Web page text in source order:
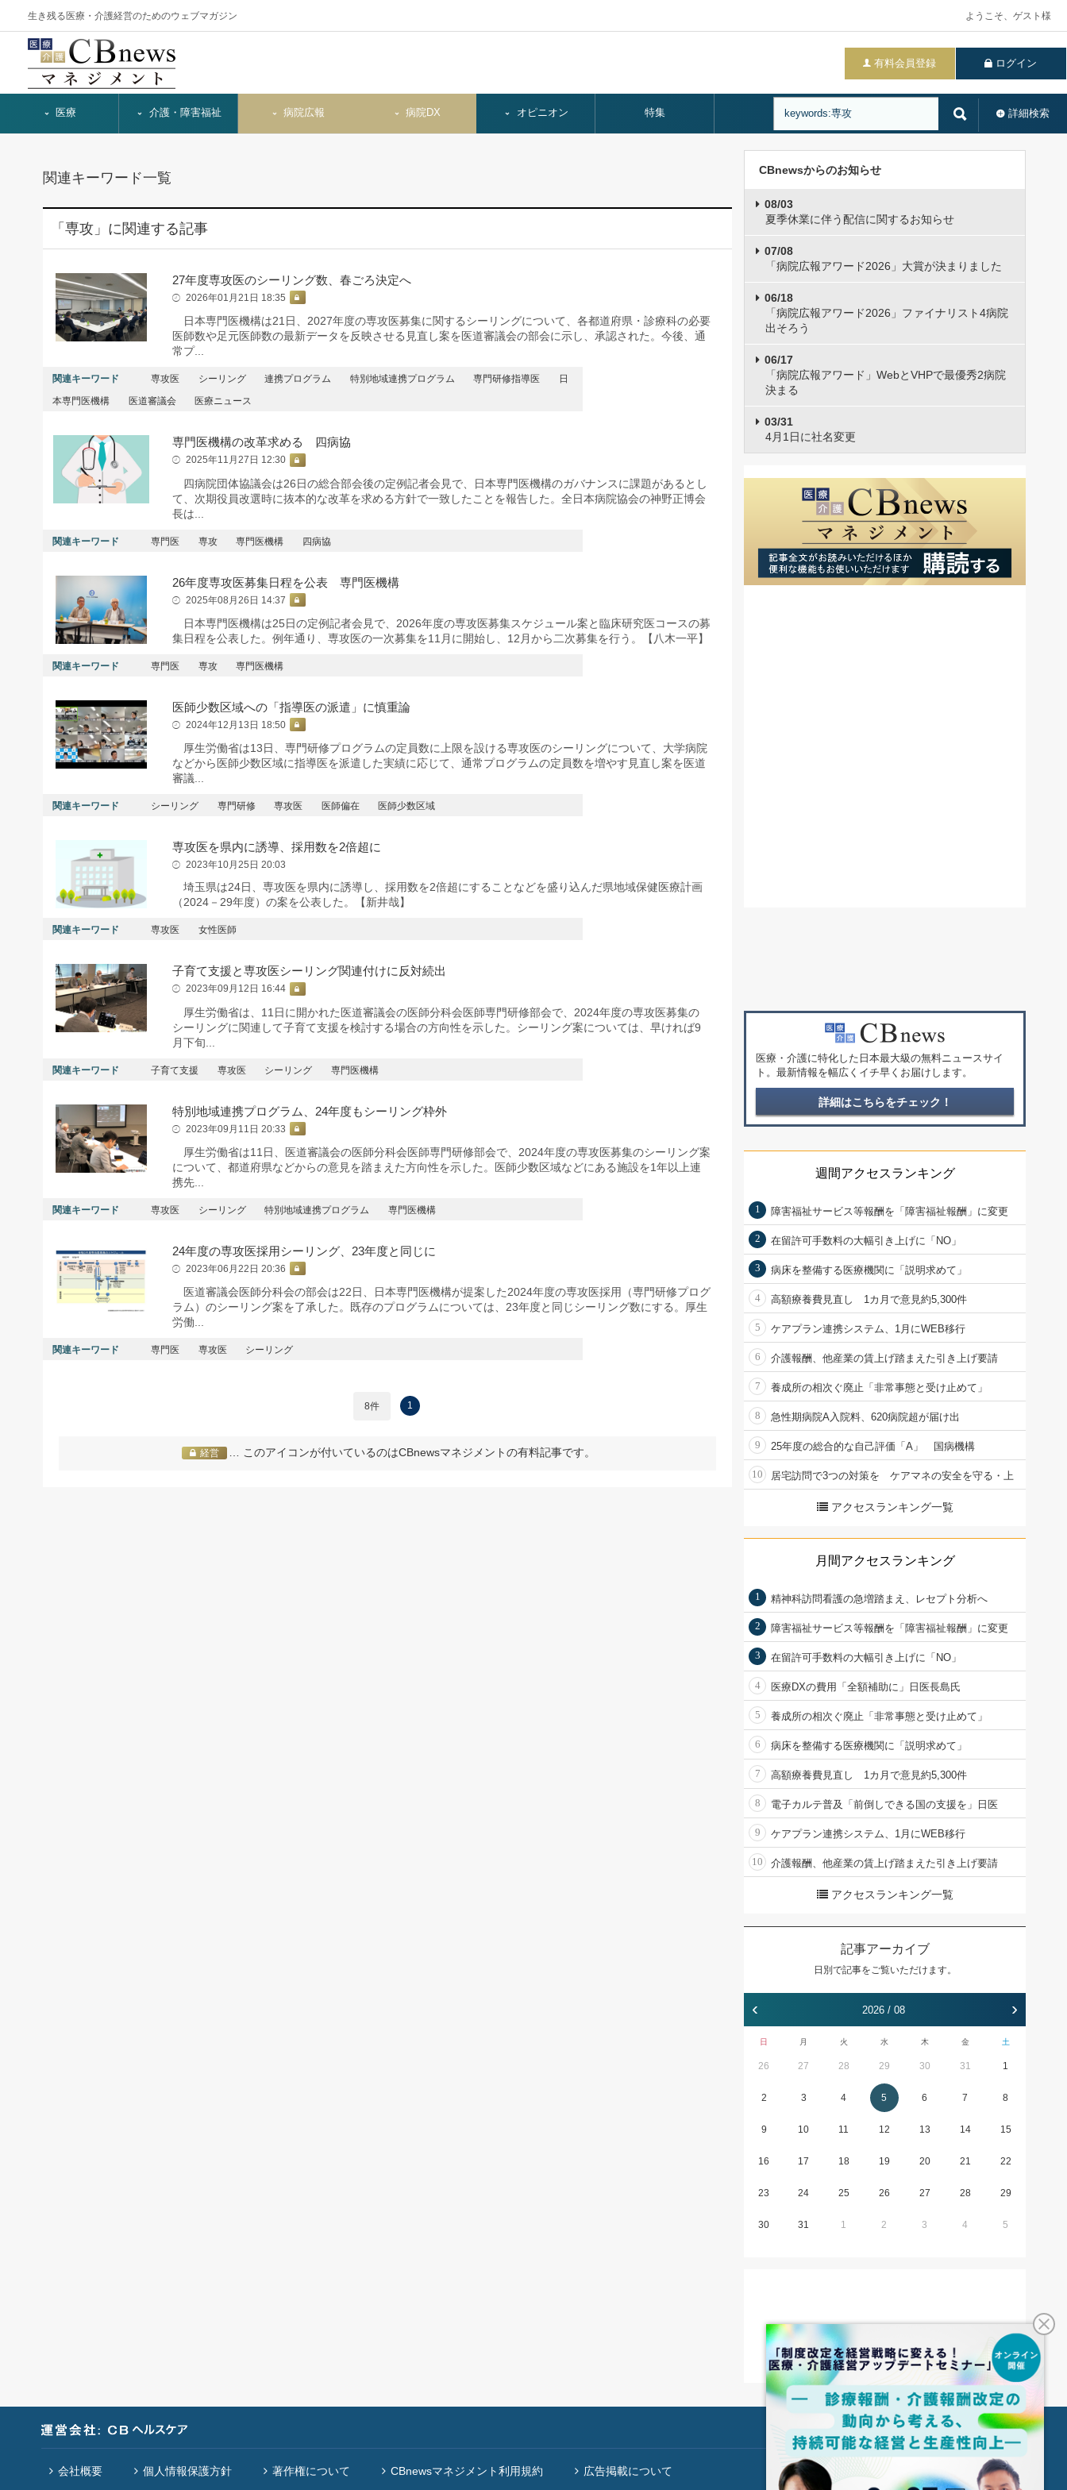
生き残る医療・介護経営のためのウェブマガジン ようこそ、ゲスト様
有料会員登録 ログイン
詳細検索
医療 介護・障害福祉 病院広報 病院DX オピニオン 特集
関連キーワード一覧
「専攻」に関連する記事
27年度専攻医のシーリング数、春ごろ決定へ
2026年01月21日 18:35
日本専門医機構は21日、2027年度の専攻医募集に関するシーリングについて、各都道府県・診療科の必要
医師数や足元医師数の最新データを反映させる見直し案を医道審議会の部会に示し、承認された。今後、通
常プ...
関連キーワード 専攻医 シーリング 連携プログラム 特別地域連携プログラム 専門研修指導医
日
本専門医機構
医道審議会 医療ニュース
専門医機構の改革求める 四病協
2025年11月27日 12:30
四病院団体協議会は26日の総合部会後の定例記者会見で、日本専門医機構のガバナンスに課題があるとし
て、次期役員改選時に抜本的な改革を求める方針で一致したことを報告した。全日本病院協会の神野正博会
長は...
関連キーワード 専門医 専攻 専門医機構 四病協
26年度専攻医募集日程を公表 専門医機構
2025年08月26日 14:37
日本専門医機構は25日の定例記者会見で、2026年度の専攻医募集スケジュール案と臨床研究医コースの募
集日程を公表した。例年通り、専攻医の一次募集を11月に開始し、12月から二次募集を行う。【八木一平】
関連キーワード 専門医 専攻 専門医機構
医師少数区域への「指導医の派遣」に慎重論
2024年12月13日 18:50
厚生労働省は13日、専門研修プログラムの定員数に上限を設ける専攻医のシーリングについて、大学病院
などから医師少数区域に指導医を派遣した実績に応じて、通常プログラムの定員数を増やす見直し案を医道
審議...
関連キーワード シーリング 専門研修 専攻医 医師偏在 医師少数区域
専攻医を県内に誘導、採用数を2倍超に
2023年10月25日 20:03
埼玉県は24日、専攻医を県内に誘導し、採用数を2倍超にすることなどを盛り込んだ県地域保健医療計画
（2024－29年度）の案を公表した。【新井哉】
関連キーワード 専攻医 女性医師
子育て支援と専攻医シーリング関連付けに反対続出
2023年09月12日 16:44
厚生労働省は、11日に開かれた医道審議会の医師分科会医師専門研修部会で、2024年度の専攻医募集の
シーリングに関連して子育て支援を検討する場合の方向性を示した。シーリング案については、早ければ9
月下旬...
関連キーワード 子育て支援 専攻医 シーリング 専門医機構
特別地域連携プログラム、24年度もシーリング枠外
2023年09月11日 20:33
厚生労働省は11日、医道審議会の医師分科会医師専門研修部会で、2024年度の専攻医募集のシーリング案
について、都道府県などからの意見を踏まえた方向性を示した。医師少数区域などにある施設を1年以上連
携先...
関連キーワード 専攻医 シーリング 特別地域連携プログラム 専門医機構
24年度の専攻医採用シーリング、23年度と同じに
2023年06月22日 20:36
医道審議会医師分科会の部会は22日、日本専門医機構が提案した2024年度の専攻医採用（専門研修プログ
ラム）のシーリング案を了承した。既存のプログラムについては、23年度と同じシーリング数にする。厚生
労働...
関連キーワード 専門医 専攻医 シーリング
8件 1
経営 … このアイコンが付いているのはCBnewsマネジメントの有料記事です。
CBnewsからのお知らせ
08/03
夏季休業に伴う配信に関するお知らせ
07/08
「病院広報アワード2026」大賞が決まりました
06/18
「病院広報アワード2026」ファイナリスト4病院
出そろう
06/17
「病院広報アワード」WebとVHPで最優秀2病院
決まる
03/31
4月1日に社名変更
医療・介護に特化した日本最大級の無料ニュースサイ
ト。最新情報を幅広くイチ早くお届けします。
詳細はこちらをチェック！
週間アクセスランキング
1 障害福祉サービス等報酬を「障害福祉報酬」に変更
2 在留許可手数料の大幅引き上げに「NO」
3 病床を整備する医療機関に「説明求めて」
4 高額療養費見直し 1カ月で意見約5,300件
5 ケアプラン連携システム、1月にWEB移行
6 介護報酬、他産業の賃上げ踏まえた引き上げ要請
7 養成所の相次ぐ廃止「非常事態と受け止めて」
8 急性期病院A入院料、620病院超が届け出
9 25年度の総合的な自己評価「A」 国病機構
10 居宅訪問で3つの対策を ケアマネの安全を守る・上
アクセスランキング一覧
月間アクセスランキング
1 精神科訪問看護の急増踏まえ、レセプト分析へ
2 障害福祉サービス等報酬を「障害福祉報酬」に変更
3 在留許可手数料の大幅引き上げに「NO」
4 医療DXの費用「全額補助に」日医長島氏
5 養成所の相次ぐ廃止「非常事態と受け止めて」
6 病床を整備する医療機関に「説明求めて」
7 高額療養費見直し 1カ月で意見約5,300件
8 電子カルテ普及「前倒しできる国の支援を」日医
9 ケアプラン連携システム、1月にWEB移行
10 介護報酬、他産業の賃上げ踏まえた引き上げ要請
アクセスランキング一覧
記事アーカイブ
日別で記事をご覧いただけます。
‹ 2026 / 08 ›
日 月 火 水 木 金 土
26 27 28 29 30 31 1
2 3 4 5 6 7 8
9 10 11 12 13 14 15
16 17 18 19 20 21 22
23 24 25 26 27 28 29
30 31 1 2 3 4 5
会社概要 個人情報保護方針 著作権について CBnewsマネジメント利用規約 広告掲載について